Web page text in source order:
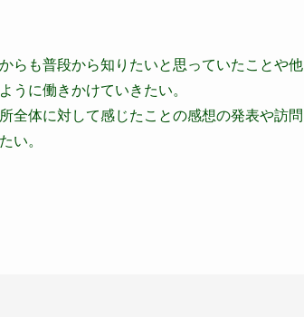
らも普段から知りたいと思っていたことや他
うに働きかけていきたい。
全体に対して感じたことの感想の発表や訪問
い。